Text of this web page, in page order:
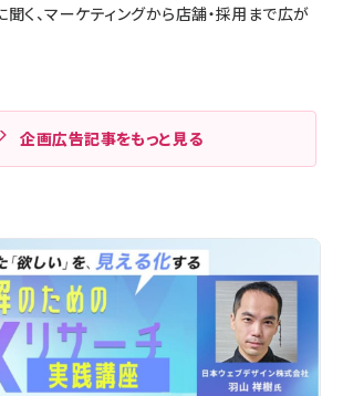
聞く、マーケティングから店舗・採用まで広が
企画広告記事をもっと見る